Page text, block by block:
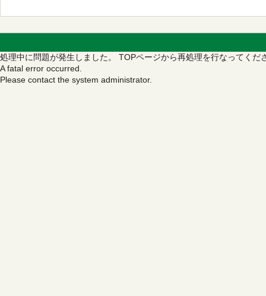
処理中に問題が発生しました。 TOPページから再処理を行なってくだ
A fatal error occurred.
Please contact the system administrator.